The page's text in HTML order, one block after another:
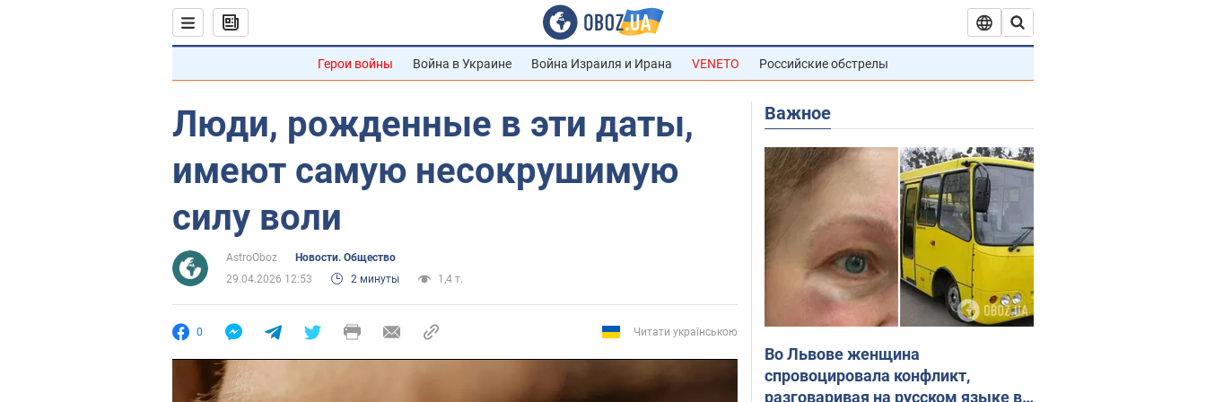
Герои войны Война в Украине Война Израиля и Ирана VENETO Российские обстрелы
Люди, рожденные в эти даты,
имеют самую несокрушимую
силу воли
AstroOboz
Новости. Общество
29.04.2026 12:53
2 минуты 1,4 т.
0 Читати українською
Важное
Во Львове женщина
спровоцировала конфликт,
разговаривая на русском языке в